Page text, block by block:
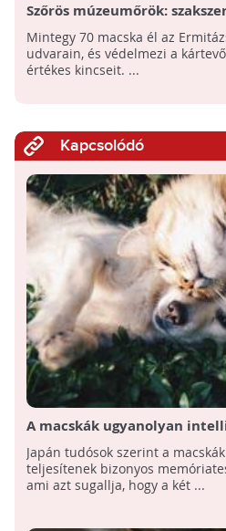
Szőrös múzeumőrök:
az Ermitázs macskáinak
Mintegy 70 macska él az
udvarain, és védelmezi a
értékes kincseit. ...
Kapcsolódó
A macskák ugyanolyan
mint a kutyák egy japán
Japán tudósok szerint a
teljesítenek bizonyos
ami azt sugallja, hogy a két ...